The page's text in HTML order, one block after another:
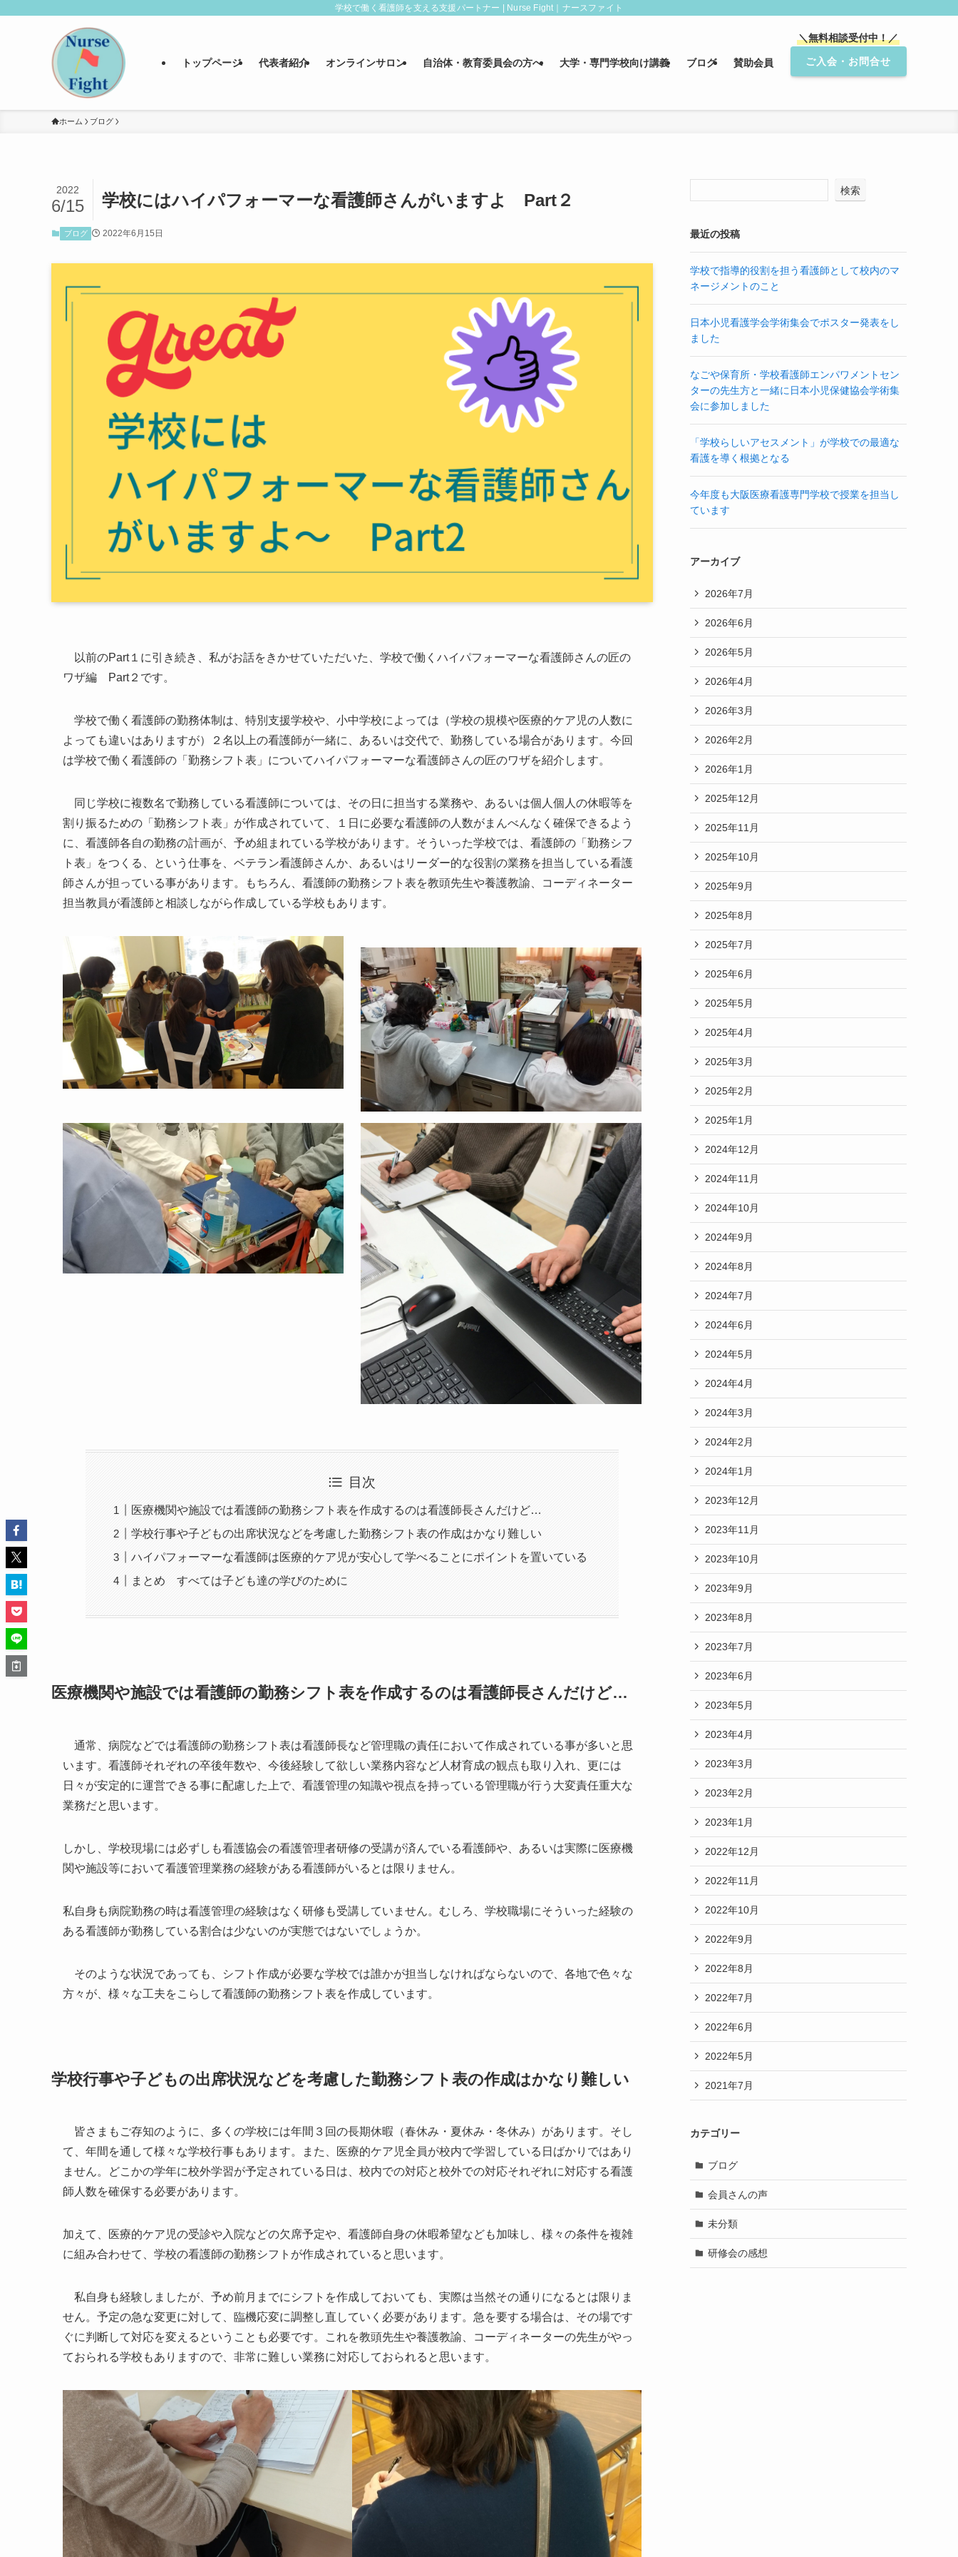
学校で働く看護師を支える支援パートナー | Nurse Fight｜ナースファイト
トップページ 代表者紹介 オンラインサロン 自治体・教育委員会の方へ 大学・専門学校向け講義 ブログ 賛助会員
＼無料相談受付中！／
ご入会・お問合せ
ホーム ブログ
学校にはハイパフォーマーな看護師さんがいますよ Part２
2022
6/15
ブログ 2022年6月15日
以前のPart１に引き続き、私がお話をきかせていただいた、学校で働くハイパフォーマーな看護師さんの匠の
ワザ編 Part２です。
学校で働く看護師の勤務体制は、特別支援学校や、小中学校によっては（学校の規模や医療的ケア児の人数に
よっても違いはありますが）２名以上の看護師が一緒に、あるいは交代で、勤務している場合があります。今回
は学校で働く看護師の「勤務シフト表」についてハイパフォーマーな看護師さんの匠のワザを紹介します。
同じ学校に複数名で勤務している看護師については、その日に担当する業務や、あるいは個人個人の休暇等を
割り振るための「勤務シフト表」が作成されていて、１日に必要な看護師の人数がまんべんなく確保できるよう
に、看護師各自の勤務の計画が、予め組まれている学校があります。そういった学校では、看護師の「勤務シフ
ト表」をつくる、という仕事を、ベテラン看護師さんか、あるいはリーダー的な役割の業務を担当している看護
師さんが担っている事があります。もちろん、看護師の勤務シフト表を教頭先生や養護教諭、コーディネーター
担当教員が看護師と相談しながら作成している学校もあります。
目次
医療機関や施設では看護師の勤務シフト表を作成するのは看護師長さんだけど…
学校行事や子どもの出席状況などを考慮した勤務シフト表の作成はかなり難しい
ハイパフォーマーな看護師は医療的ケア児が安心して学べることにポイントを置いている
まとめ すべては子ども達の学びのために
医療機関や施設では看護師の勤務シフト表を作成するのは看護師長さんだけど…
通常、病院などでは看護師の勤務シフト表は看護師長など管理職の責任において作成されている事が多いと思
います。看護師それぞれの卒後年数や、今後経験して欲しい業務内容など人材育成の観点も取り入れ、更には
日々が安定的に運営できる事に配慮した上で、看護管理の知識や視点を持っている管理職が行う大変責任重大な
業務だと思います。
しかし、学校現場には必ずしも看護協会の看護管理者研修の受講が済んでいる看護師や、あるいは実際に医療機
関や施設等において看護管理業務の経験がある看護師がいるとは限りません。
私自身も病院勤務の時は看護管理の経験はなく研修も受講していません。むしろ、学校職場にそういった経験の
ある看護師が勤務している割合は少ないのが実態ではないでしょうか。
そのような状況であっても、シフト作成が必要な学校では誰かが担当しなければならないので、各地で色々な
方々が、様々な工夫をこらして看護師の勤務シフト表を作成しています。
学校行事や子どもの出席状況などを考慮した勤務シフト表の作成はかなり難しい
皆さまもご存知のように、多くの学校には年間３回の長期休暇（春休み・夏休み・冬休み）があります。そし
て、年間を通して様々な学校行事もあります。また、医療的ケア児全員が校内で学習している日ばかりではあり
ません。どこかの学年に校外学習が予定されている日は、校内での対応と校外での対応それぞれに対応する看護
師人数を確保する必要があります。
加えて、医療的ケア児の受診や入院などの欠席予定や、看護師自身の休暇希望なども加味し、様々の条件を複雑
に組み合わせて、学校の看護師の勤務シフトが作成されていると思います。
私自身も経験しましたが、予め前月までにシフトを作成しておいても、実際は当然その通りになるとは限りま
せん。予定の急な変更に対して、臨機応変に調整し直していく必要があります。急を要する場合は、その場です
ぐに判断して対応を変えるということも必要です。これを教頭先生や養護教諭、コーディネーターの先生がやっ
ておられる学校もありますので、非常に難しい業務に対応しておられると思います。
検索
最近の投稿
学校で指導的役割を担う看護師として校内のマ
ネージメントのこと
日本小児看護学会学術集会でポスター発表をし
ました
なごや保育所・学校看護師エンパワメントセン
ターの先生方と一緒に日本小児保健協会学術集
会に参加しました
「学校らしいアセスメント」が学校での最適な
看護を導く根拠となる
今年度も大阪医療看護専門学校で授業を担当し
ています
アーカイブ
2026年7月
2026年6月
2026年5月
2026年4月
2026年3月
2026年2月
2026年1月
2025年12月
2025年11月
2025年10月
2025年9月
2025年8月
2025年7月
2025年6月
2025年5月
2025年4月
2025年3月
2025年2月
2025年1月
2024年12月
2024年11月
2024年10月
2024年9月
2024年8月
2024年7月
2024年6月
2024年5月
2024年4月
2024年3月
2024年2月
2024年1月
2023年12月
2023年11月
2023年10月
2023年9月
2023年8月
2023年7月
2023年6月
2023年5月
2023年4月
2023年3月
2023年2月
2023年1月
2022年12月
2022年11月
2022年10月
2022年9月
2022年8月
2022年7月
2022年6月
2022年5月
2021年7月
カテゴリー
ブログ
会員さんの声
未分類
研修会の感想